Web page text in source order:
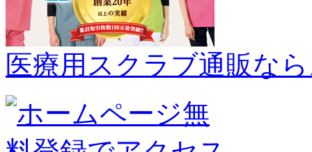
医療用スクラブ通販な